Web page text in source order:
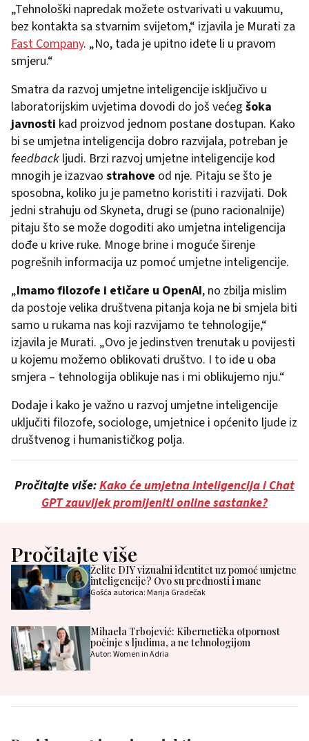
„Tehnološki napredak možete ostvarivati u vakuumu,
bez kontakta sa stvarnim svijetom,“ izjavila je Murati za
Fast Company. „No, tada je upitno idete li u pravom
smjeru.“
Smatra da razvoj umjetne inteligencije isključivo u
laboratorijskim uvjetima dovodi do još većeg šoka
javnosti kad proizvod jednom postane dostupan. Kako
bi se umjetna inteligencija dobro razvijala, potreban je
feedback ljudi. Brzi razvoj umjetne inteligencije kod
mnogih je izazvao strahove od nje. Pitaju se što je
sposobna, koliko ju je pametno koristiti i razvijati. Dok
jedni strahuju od Skyneta, drugi se (puno racionalnije)
pitaju što se može dogoditi ako umjetna inteligencija
dođe u krive ruke. Mnoge brine i moguće širenje
pogrešnih informacija uz pomoć umjetne inteligencije.
„Imamo filozofe i etičare u OpenAI, no zbilja mislim
da postoje velika društvena pitanja koja ne bi smjela biti
samo u rukama nas koji razvijamo te tehnologije,“
izjavila je Murati. „Ovo je jedinstven trenutak u povijesti
u kojemu možemo oblikovati društvo. I to ide u oba
smjera – tehnologija oblikuje nas i mi oblikujemo nju.“
Dodaje i kako je važno u razvoj umjetne inteligencije
uključiti filozofe, sociologe, umjetnice i općenito ljude iz
društvenog i humanističkog polja.
Pročitajte više:Kako će umjetna inteligencija i Chat
GPT zauvijek promijeniti online sastanke?
Pročitajte više
Želite DIY vizualni identitet uz pomoć umjetne
inteligencije? Ovo su prednosti i mane
Gošća autorica: Marija Gradečak
Mihaela Trbojević: Kibernetička otpornost
počinje s ljudima, a ne tehnologijom
Autor: Women in Adria